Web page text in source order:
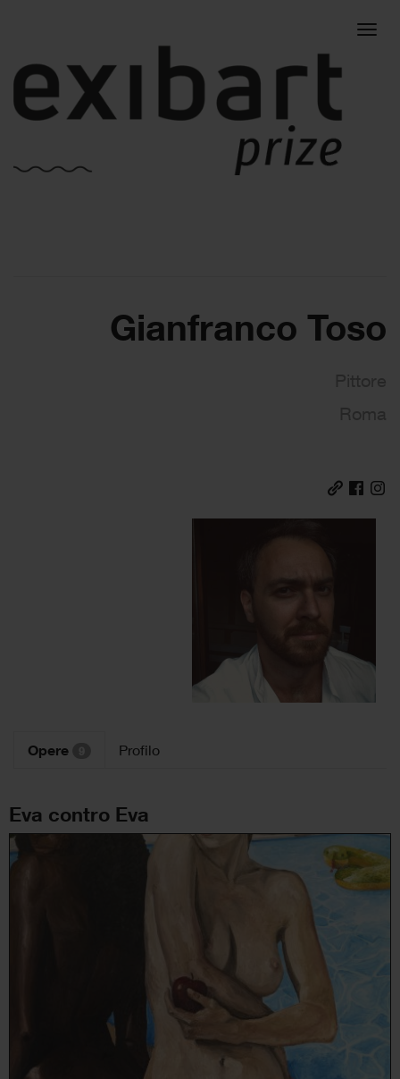
Gianfranco Toso
Opere Profilo
Eva contro Eva